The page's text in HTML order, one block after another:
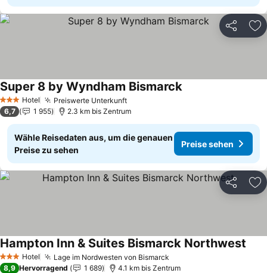
Teilen
3 SterneHotel Preiswerte UnterkunftPreise sehen
Super 8 by Wyndham BismarckPreise sehen
6,7 1 955 2.3 km bis Zentrum
Wähle Reisedaten aus, um die genauen
Preise zu sehen
Preise sehen
Teilen
3 SterneHotel Lage im Nordwesten von Bismarck
Hampton Inn & Suites Bismarck Northwest
8,9 Hervorragend 1 689 4.1 km bis Zentrum